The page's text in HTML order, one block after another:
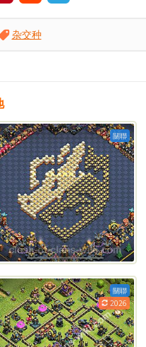
杂交种
關聯
關聯
2026